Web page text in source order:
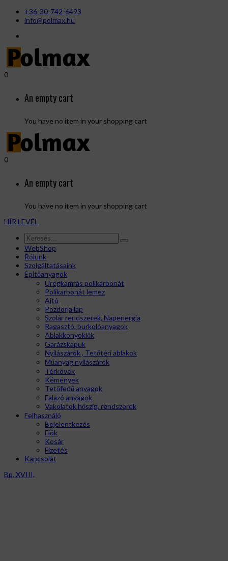
+36-30-742-6493
info@polmax.hu
0
An empty cart
You have no item in your shopping cart
0
An empty cart
You have no item in your shopping cart
HÍR LEVÉL
WebShop
Rólunk
Szolgáltatásaink
Épitőanyagok
Üregkamrás polikarbonát
Polikarbonát lemez
Ajtó
Pozdorja lap
Szolár rendszerek, Napenergia
Ragasztó, burkolóanyagok
Ablakkönyöklők
Garázskapuk
Nyílászárók , Tetőtéri ablakok
Műanyag nyílászárók
Térkövek
Kémények
Tetőfedő anyagok
Falazó anyagok
Vakolatok hőszig. rendszerek
Felhasználó
Bejelentkezés
Fiók
Kosár
Fizetés
Kapcsolat
Bp. XVIII.